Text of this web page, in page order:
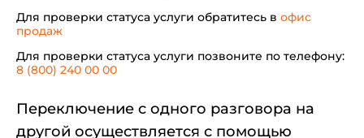
Для проверки статуса услуги обратитесь в офис
продаж
Для проверки статуса услуги позвоните по телефону:
8 (800) 240 00 00
Переключение с одного разговора на
другой осуществляется с помощью